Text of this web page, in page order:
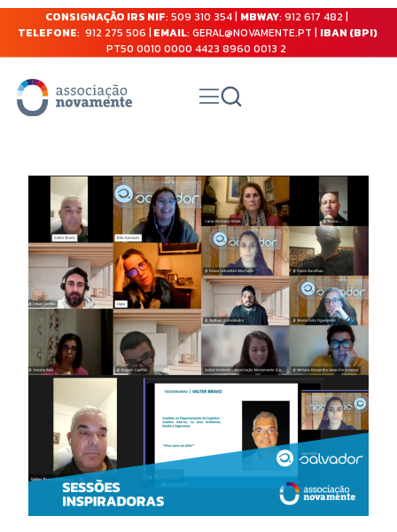
CONSIGNAÇÃO IRS NIF: 509 310 354 | MBWAY: 912 617 482 |
TELEFONE: 912 275 506 | EMAIL: GERAL@NOVAMENTE.PT | IBAN (BPI)
PT50 0010 0000 4423 8960 0013 2